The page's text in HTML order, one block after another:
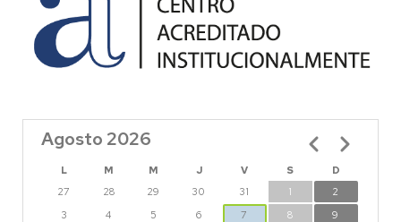
Agosto 2026
L M M J V S
D
27
28 29 30 31 1
2
3
4 5 6 7 8
9
Paginación